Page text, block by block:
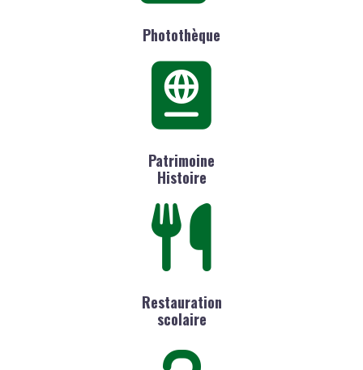
Photothèque
Patrimoine
Histoire
Restauration
scolaire